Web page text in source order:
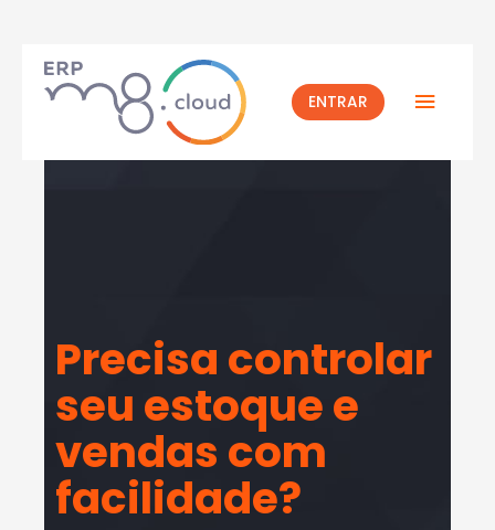
ENTRAR
Precisa controlar
seu estoque e
vendas com
facilidade?